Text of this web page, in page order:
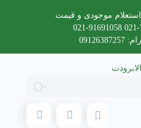
موجودی و قیمت